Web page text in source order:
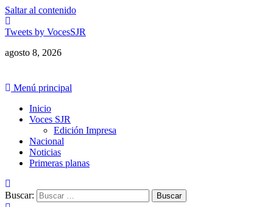
Saltar al contenido
Tweets by VocesSJR
agosto 8, 2026
Menú principal
Inicio
Voces SJR
Edición Impresa
Nacional
Noticias
Primeras planas
Buscar: